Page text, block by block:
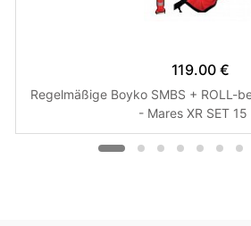
119.00 €
Regelmäßige Boyko SMBS + ROLL-
- Mares XR SET 15